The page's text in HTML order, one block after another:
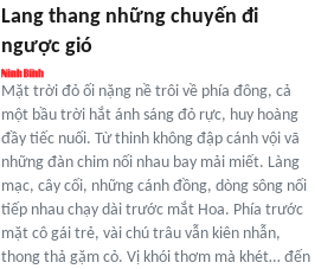
Lang thang những chuyến đi
ngược gió
Mặt trời đỏ ối nặng nề trôi về phía đông, cả
một bầu trời hắt ánh sáng đỏ rực, huy hoàng
đầy tiếc nuối. Từ thinh không đập cánh vội vã
những đàn chim nối nhau bay mải miết. Làng
mạc, cây cối, những cánh đồng, dòng sông nối
tiếp nhau chạy dài trước mắt Hoa. Phía trước
mặt cô gái trẻ, vài chú trâu vẫn kiên nhẫn,
thong thả gặm cỏ. Vị khói thơm mà khét… đến